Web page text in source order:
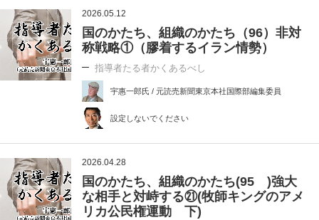
2026.05.12
国のかたち、組織のかたち（96）非対
称戦略①（膠着するイラン情勢）
指導者たる者かくあるべし
宇惠一郎氏 / 元読売新聞東京本社国際部編集委員
設定しないでください
2026.04.28
国のかたち、組織のかたち(95 )強大
な相手と対峙する㉑(牧師キングのアメ
リカ公民権運動 下)